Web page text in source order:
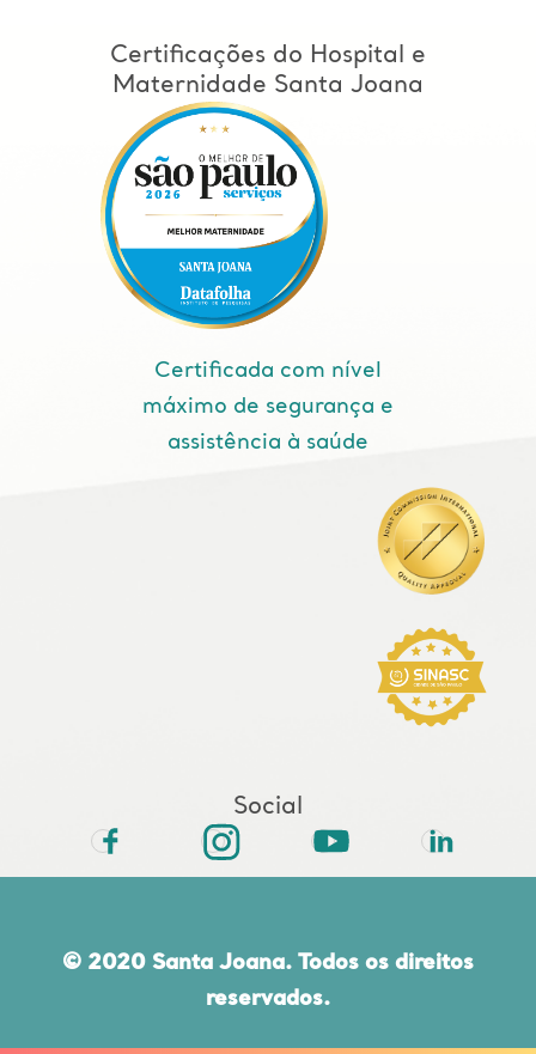
Certificações do Hospital e
Maternidade Santa Joana
Certificada com nível
máximo de segurança e
assistência à saúde
Social
© 2020 Santa Joana. Todos os direitos
reservados.